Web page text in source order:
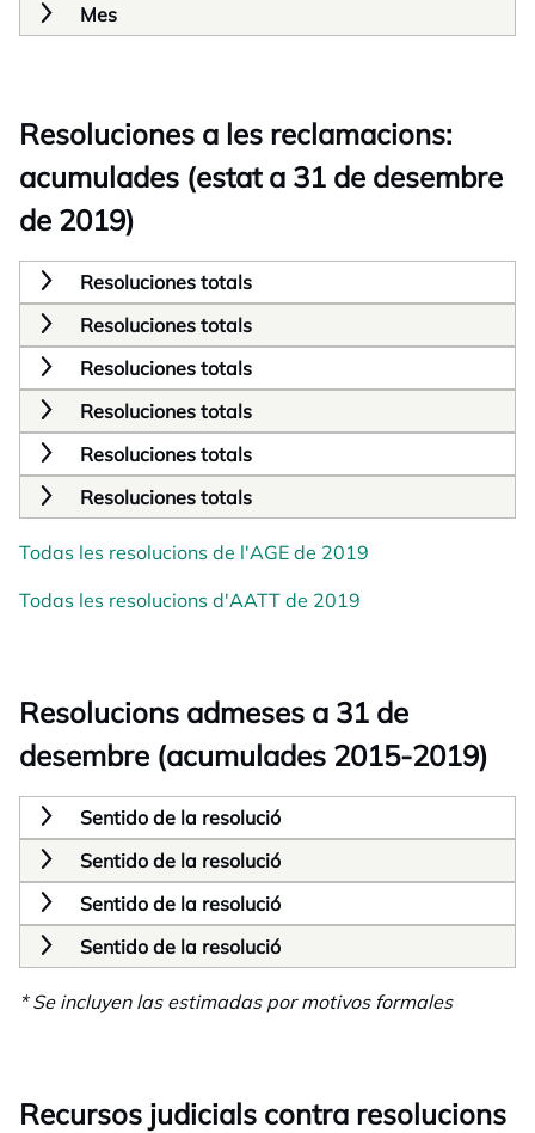
Mes
Resoluciones a les reclamacions:
acumulades (estat a 31 de desembre
de 2019)
Resoluciones totals
Resoluciones totals
Resoluciones totals
Resoluciones totals
Resoluciones totals
Resoluciones totals
Todas les resolucions de l'AGE de 2019
Todas les resolucions d'AATT de 2019
Resolucions admeses a 31 de
desembre (acumulades 2015-2019)
Sentido de la resolució
Sentido de la resolució
Sentido de la resolució
Sentido de la resolució
* Se incluyen las estimadas por motivos formales
Recursos judicials contra resolucions